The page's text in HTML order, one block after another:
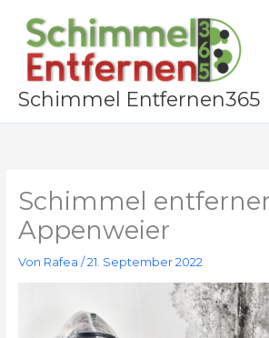
Inhalt
springen
Schimmel Entfernen365
Schimmel
Appenweier
Von Rafea /21. September 2022